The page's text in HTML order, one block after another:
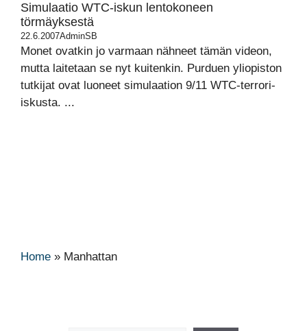
Simulaatio WTC-iskun lentokoneen
törmäyksestä
22.6.2007AdminSB
Monet ovatkin jo varmaan nähneet tämän videon,
mutta laitetaan se nyt kuitenkin. Purduen yliopiston
tutkijat ovat luoneet simulaation 9/11 WTC-terrori-
iskusta. ...
Home » Manhattan